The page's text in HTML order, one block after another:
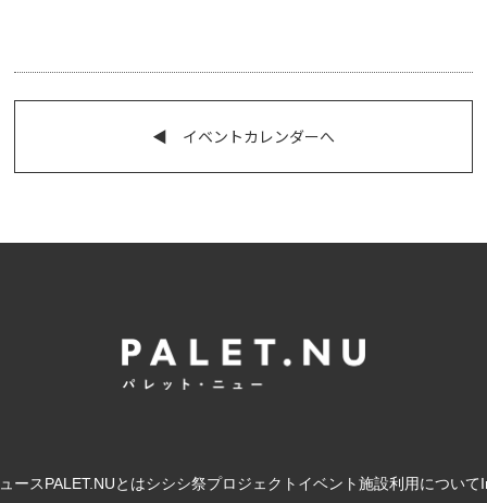
◀︎ イベントカレンダーへ
ースPALET.NUとはシシシ祭プロジェクト イベント施設利用について